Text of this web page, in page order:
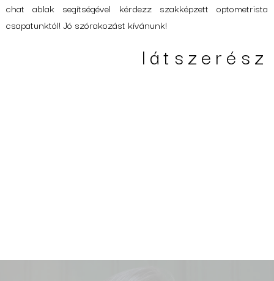
chat ablak segítségével kérdezz szakképzett optometrista
csapatunktól! Jó szórakozást kívánunk!
látszerész